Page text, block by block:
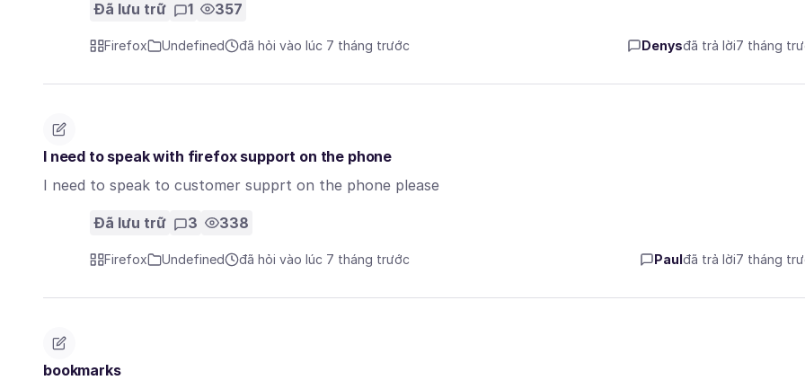
Đã lưu trữ 1 357
Firefox Undefined đã hỏi vào lúc 7 tháng trước Denysđã trả lời7 tháng
I need to speak with firefox support on the phone
I need to speak to customer supprt on the phone please
Đã lưu trữ 3 338
Firefox Undefined đã hỏi vào lúc 7 tháng trước Paulđã trả lời7 tháng
bookmarks